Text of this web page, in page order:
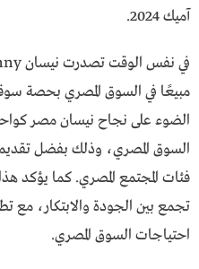
آميك 2024.
الضوء على نجاح نيسان مصر
السوق المصري، وذلك بفضل
فئات المجتمع المصري. كما يؤكد
تجمع بين الجودة والابتكار، مع
احتياجات السوق المصري.